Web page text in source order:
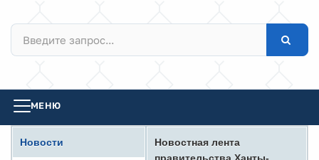
МЕНЮ
Новости
Новостная лента